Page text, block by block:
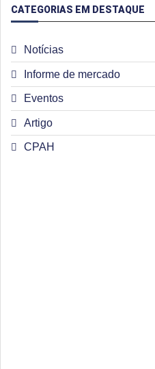
CATEGORIAS EM DESTAQUE
Notícias
Informe de mercado
Eventos
Artigo
CPAH